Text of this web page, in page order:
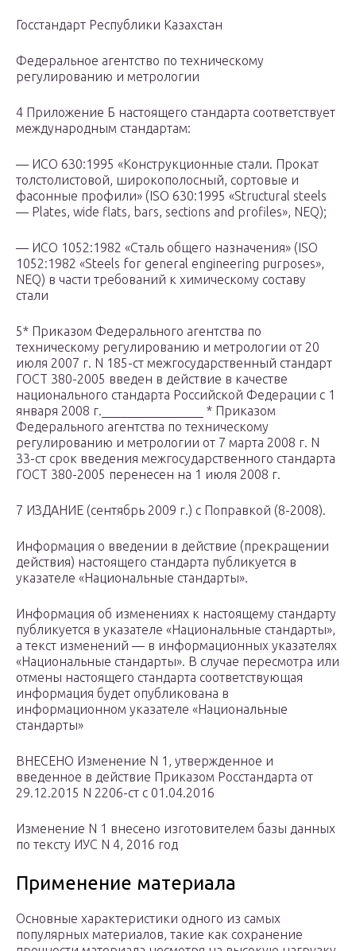
Госстандарт Республики Казахстан
Федеральное агентство по техническому
регулированию и метрологии
4 Приложение Б настоящего стандарта соответствует
международным стандартам:
— ИСО 630:1995 «Конструкционные стали. Прокат
толстолистовой, широкополосный, сортовые и
фасонные профили» (ISO 630:1995 «Structural steels
— Plates, wide flats, bars, sections and profiles», NEQ);
— ИСО 1052:1982 «Сталь общего назначения» (ISO
1052:1982 «Steels for general engineering purposes»,
NEQ) в части требований к химическому составу
стали
5* Приказом Федерального агентства по
техническому регулированию и метрологии от 20
июля 2007 г. N 185-ст межгосударственный стандарт
ГОСТ 380-2005 введен в действие в качестве
национального стандарта Российской Федерации с 1
января 2008 г.________________ * Приказом
Федерального агентства по техническому
регулированию и метрологии от 7 марта 2008 г. N
33-ст срок введения межгосударственного стандарта
ГОСТ 380-2005 перенесен на 1 июля 2008 г.
7 ИЗДАНИЕ (сентябрь 2009 г.) с Поправкой (8-2008).
Информация о введении в действие (прекращении
действия) настоящего стандарта публикуется в
указателе «Национальные стандарты».
Информация об изменениях к настоящему стандарту
публикуется в указателе «Национальные стандарты»,
а текст изменений — в информационных указателях
«Национальные стандарты». В случае пересмотра или
отмены настоящего стандарта соответствующая
информация будет опубликована в
информационном указателе «Национальные
стандарты»
ВНЕСЕНО Изменение N 1, утвержденное и
введенное в действие Приказом Росстандарта от
29.12.2015 N 2206-ст c 01.04.2016
Изменение N 1 внесено изготовителем базы данных
по тексту ИУС N 4, 2016 год
Применение материала
Основные характеристики одного из самых
популярных материалов, такие как сохранение